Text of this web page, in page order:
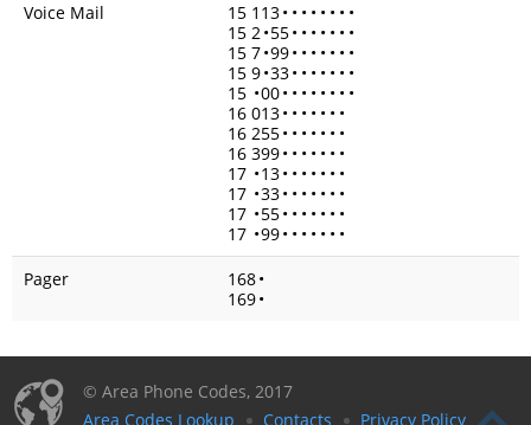
Voice Mail
15 113• • • • • • • •
15 2•55• • • • • • •
15 7•99• • • • • • •
15 9•33• • • • • • •
15 •00• • • • • • • •
16 013• • • • • • •
16 255• • • • • • •
16 399• • • • • • •
17 •13• • • • • • •
17 •33• • • • • • •
17 •55• • • • • • •
17 •99• • • • • • •
Pager
168•
169•
© Area Phone Codes, 2017
Area Codes Lookup
Contacts Privacy Policy